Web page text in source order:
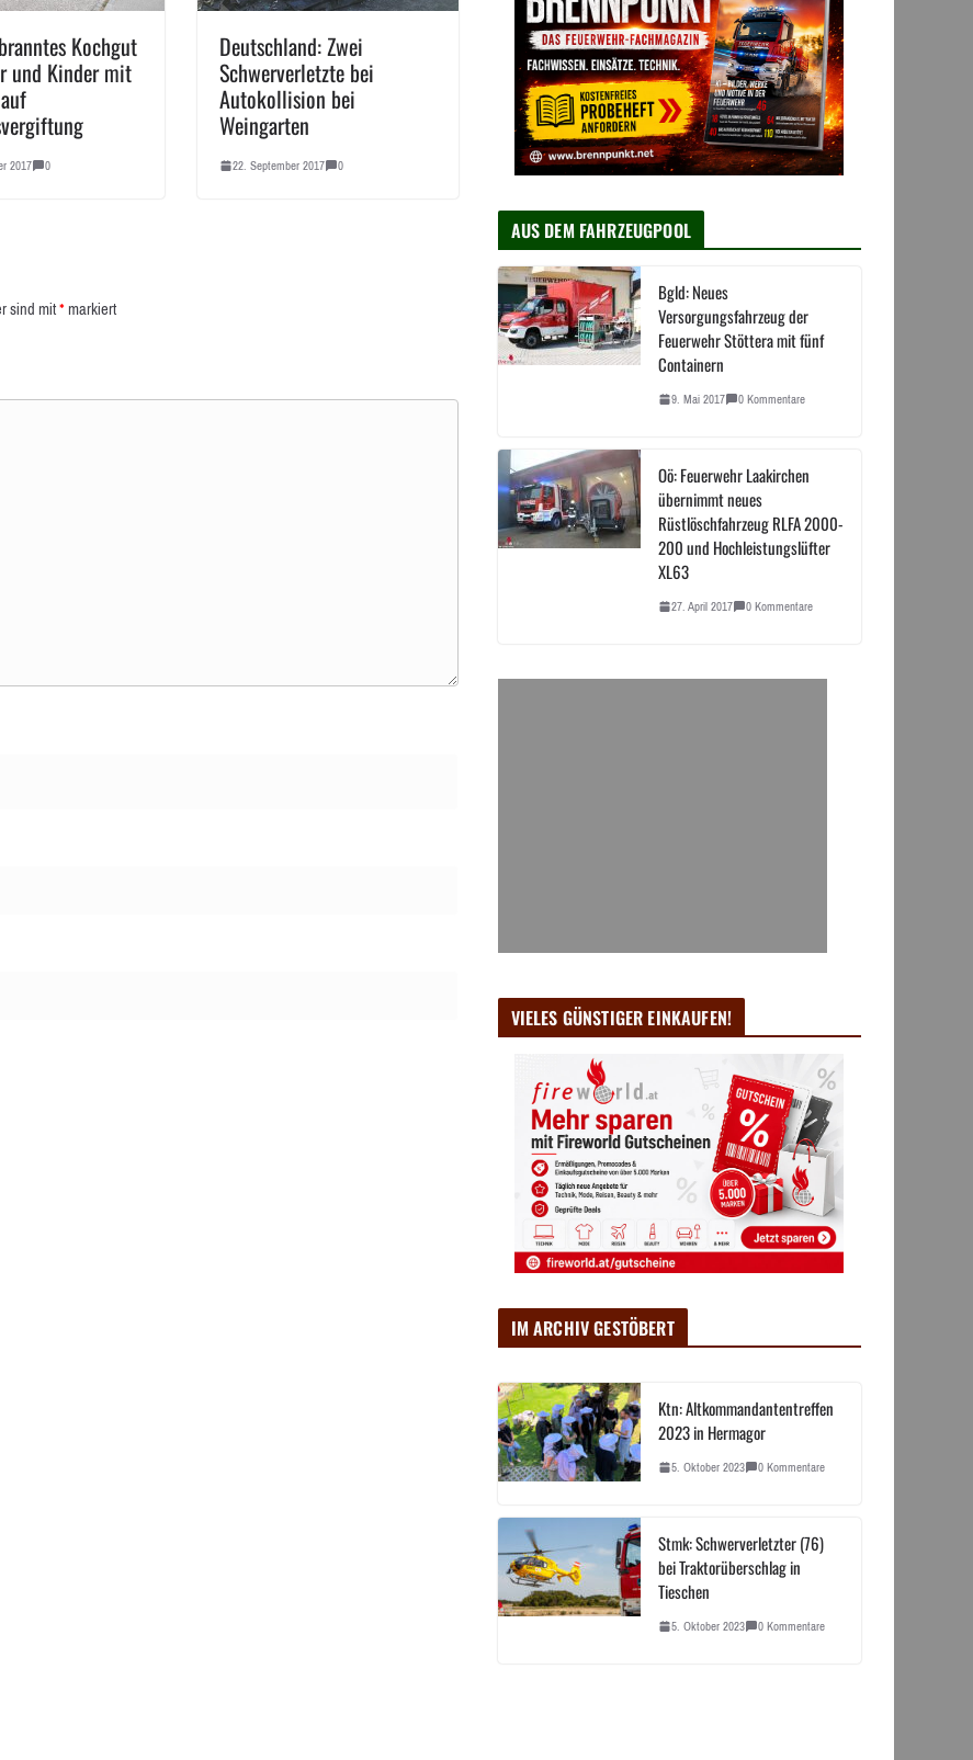
Kochgut
Kinder mit
2017 0
Deutschland: Zwei
Schwerverletzte bei
Autokollision bei
Weingarten
22. September 2017 0
sind mit*markiert
AUS DEM FAHRZEUGPOOL
Bgld: Neues
Versorgungsfahrzeug der
Feuerwehr Stöttera mit fünf
Containern
9. Mai 2017 0 Kommentare
Oö: Feuerwehr Laakirchen
übernimmt neues
Rüstlöschfahrzeug RLFA 2000-
200 und Hochleistungslüfter
XL63
27. April 2017 0 Kommentare
VIELES GÜNSTIGER EINKAUFEN!
IM ARCHIV GESTÖBERT
Ktn: Altkommandantentreffen
2023 in Hermagor
5. Oktober 2023 0 Kommentare
Stmk: Schwerverletzter (76)
bei Traktorüberschlag in
Tieschen
5. Oktober 2023 0 Kommentare